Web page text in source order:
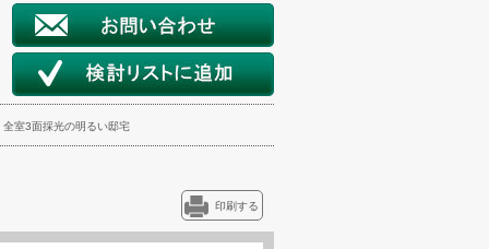
全室3面採光の明るい邸宅
印刷する